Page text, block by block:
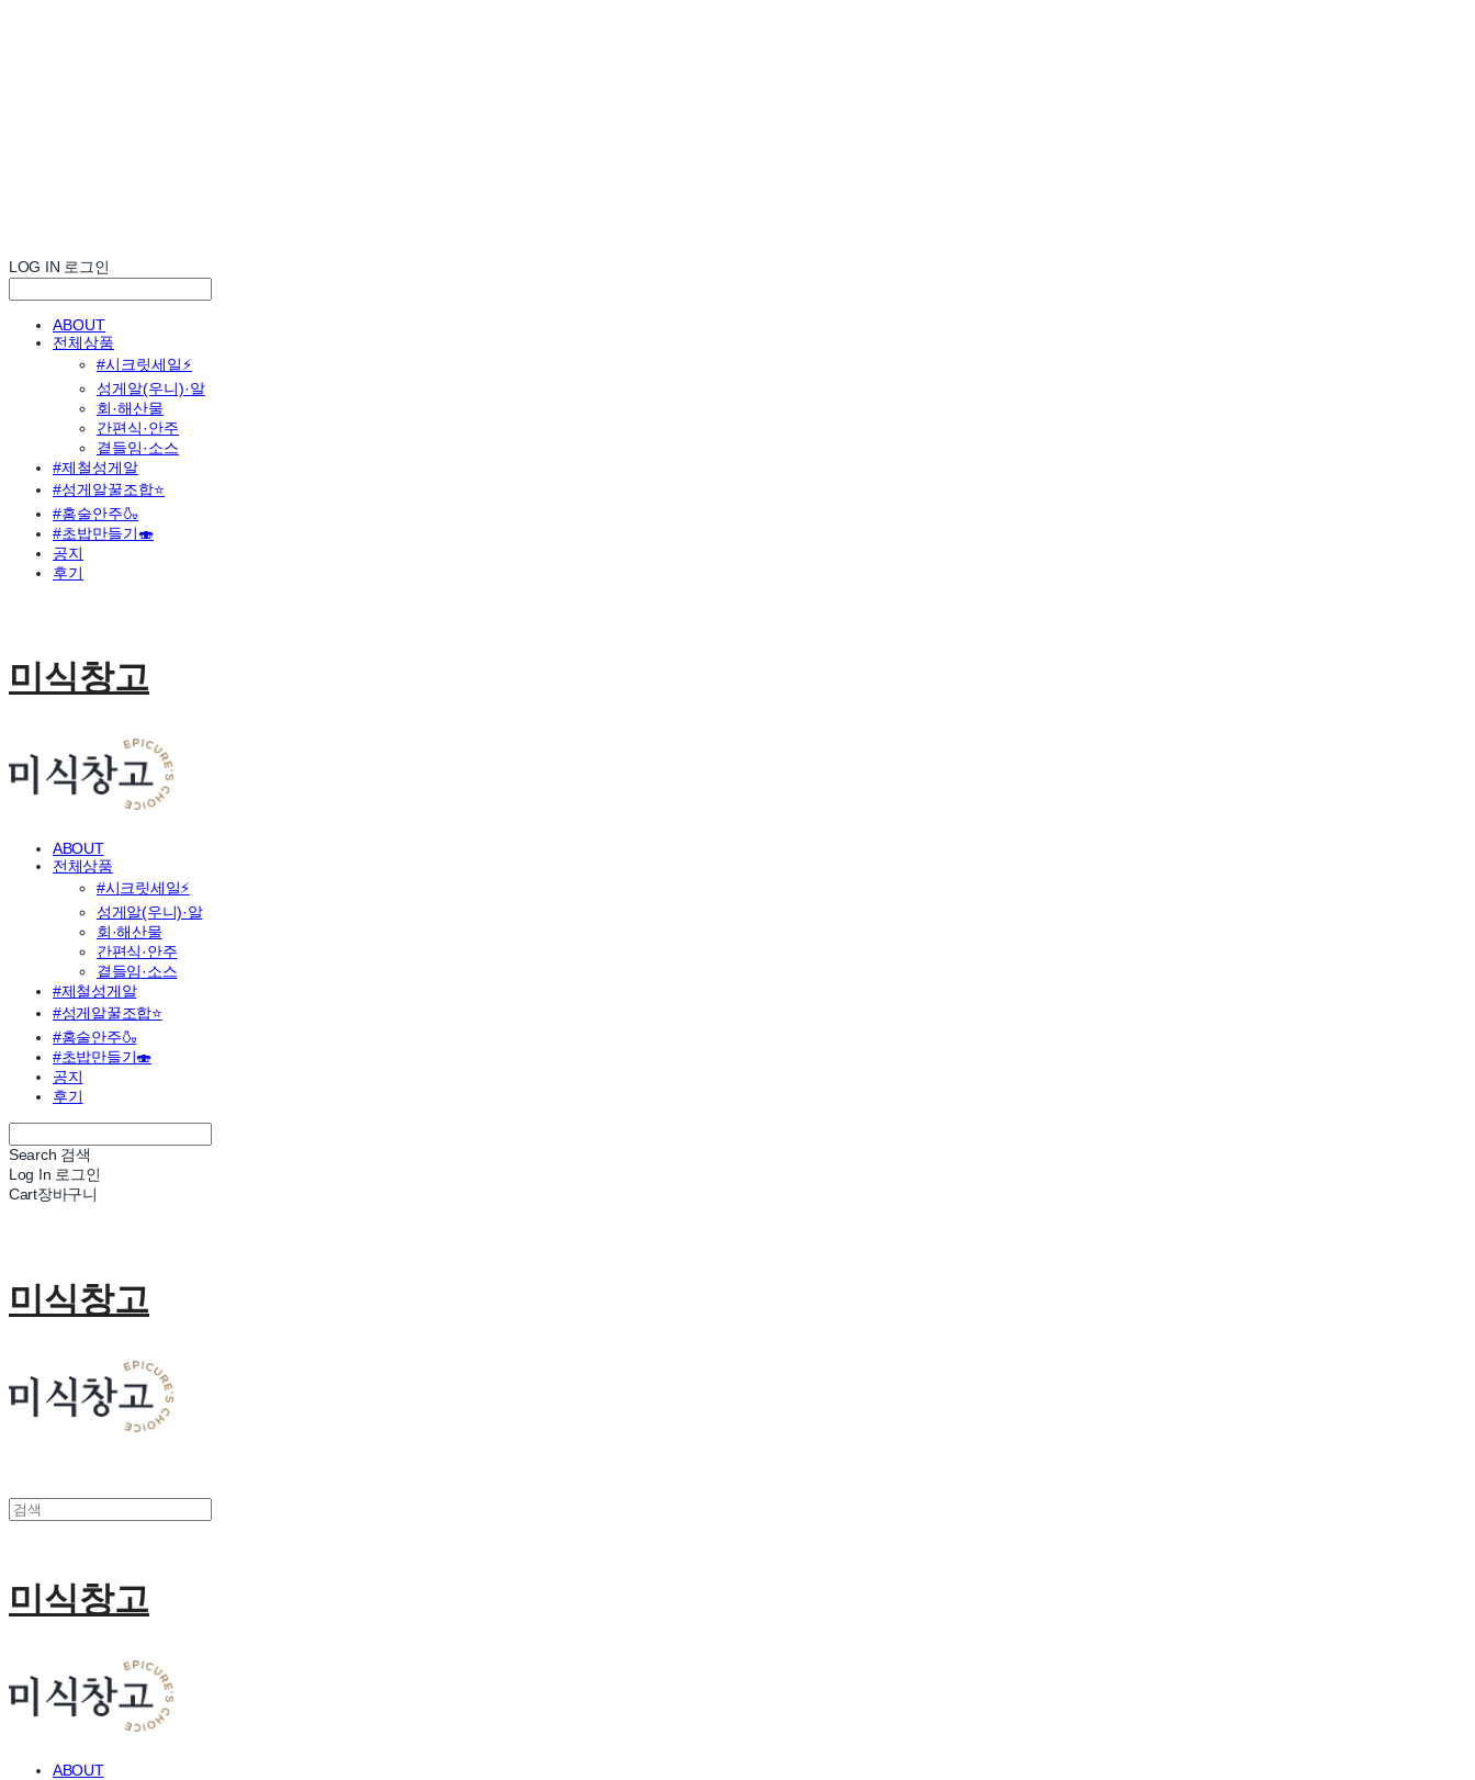
LOG IN 로그인
ABOUT
전체상품
#시크릿세일⚡
성게알(우니)·알
회·해산물
간편식·안주
곁들임·소스
#제철성게알
#성게알꿀조합⭐
#홈술안주🍶
#초밥만들기🍣
공지
후기
미식창고
ABOUT
전체상품
#시크릿세일⚡
성게알(우니)·알
회·해산물
간편식·안주
곁들임·소스
#제철성게알
#성게알꿀조합⭐
#홈술안주🍶
#초밥만들기🍣
공지
후기
Search 검색
Log In 로그인
Cart장바구니
미식창고
미식창고
ABOUT